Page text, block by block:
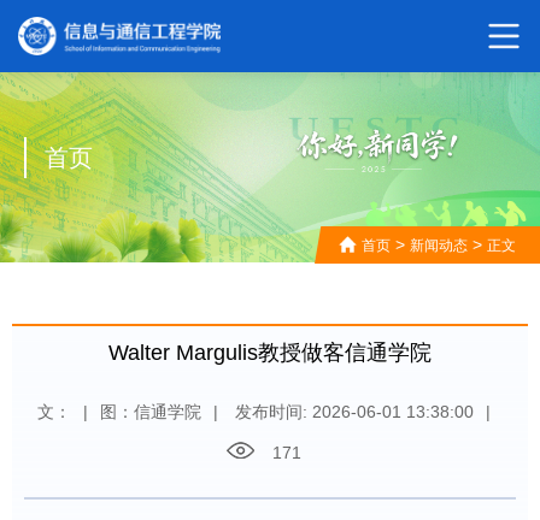
首页
首页 > 新闻动态 > 正文
Walter Margulis教授做客信通学院
文： | 图：信通学院 | 发布时间: 2026-06-01 13:38:00 |
171